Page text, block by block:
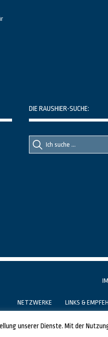
DIE RAUSHIER-SUCHE:
Suche
nach::
Suche
nach:
NETZWERKE LINKS &
unserer Dienste. Mit der